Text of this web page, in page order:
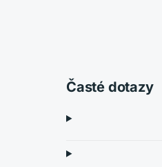
Časté dotazy